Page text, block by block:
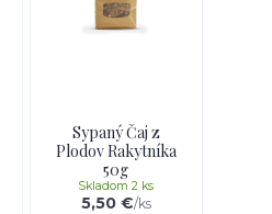
Sypaný Čaj z
Plodov Rakytníka
50g
5,50 €/ks
Skladom 2 ks